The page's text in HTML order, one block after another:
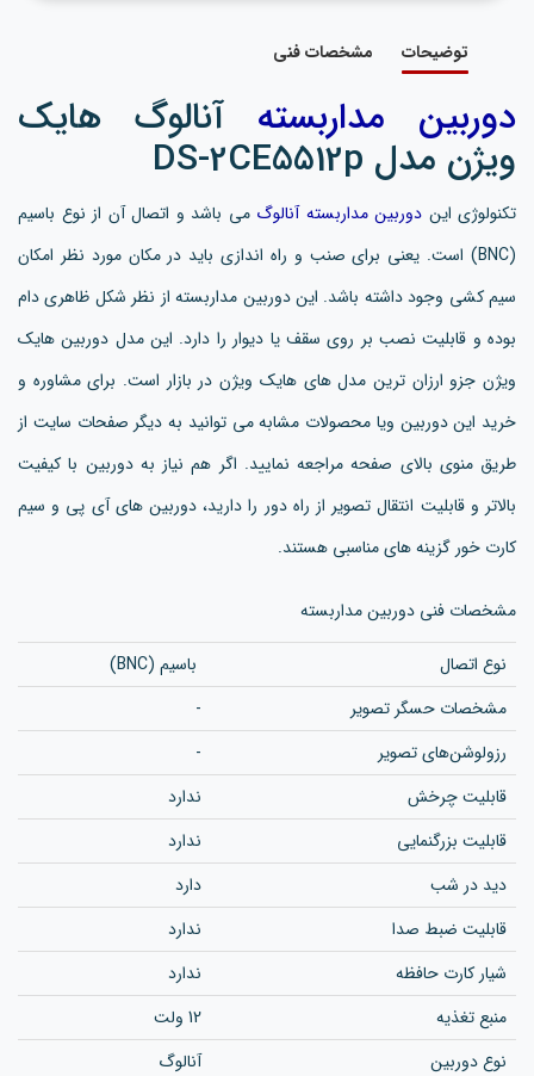
توضیحات مشخصات فنی
دوربین مداربسته آنالوگ هایک
ویژن مدل DS-2CE5512p
تکنولوژی این دوربین مداربسته آنالوگ می باشد و اتصال آن از نوع باسیم
(BNC) است. یعنی برای صنب و راه اندازی باید در مکان مورد نظر امکان
سیم کشی وجود داشته باشد. این دوربین مداربسته از نظر شکل ظاهری دام
بوده و قابلیت نصب بر روی سقف یا دیوار را دارد. این مدل دوربین هایک
ویژن جزو ارزان ترین مدل های هایک ویژن در بازار است. برای مشاوره و
خرید این دوربین ویا محصولات مشابه می توانید به دیگر صفحات سایت از
طریق منوی بالای صفحه مراجعه نمایید. اگر هم نیاز به دوربین با کیفیت
بالاتر و قابلیت انتقال تصویر از راه دور را دارید، دوربین های آی پی و سیم
کارت خور گزینه های مناسبی هستند.
مشخصات فنی دوربین مداربسته
نوع اتصال
باسیم (BNC)
مشخصات حسگر تصویر
-
رزولوشن‌های تصویر
-
قابلیت چرخش
ندارد
قابلیت بزرگنمایی
ندارد
دید در شب
دارد
قابلیت ضبط صدا
ندارد
شیار کارت حافظه
ندارد
منبع تغذیه
12 ولت
نوع دوربین
آنالوگ